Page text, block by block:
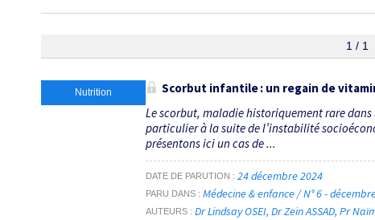
1 / 1
Nutrition
Scorbut infantile : un regain de
Le scorbut, maladie historiquement rare dans
particulier à la suite de l’instabilité
présentons ici un cas de ...
DATE DE PARUTION 24 décembre 2024
PARU DANS Médecine & enfance / N° 6 -
AUTEURS Dr Lindsay OSEI Dr Zein ASSAD Pr